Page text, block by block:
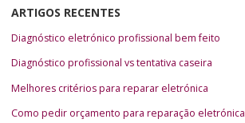
ARTIGOS RECENTES
Diagnóstico eletrónico profissional bem feito
Diagnóstico profissional vs tentativa caseira
Melhores critérios para reparar eletrónica
Como pedir orçamento para reparação eletrónica